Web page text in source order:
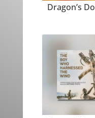
Dragon’s